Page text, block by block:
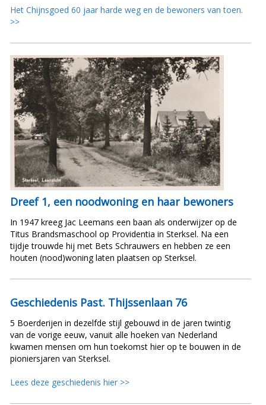
Het Chijnsgoed 60 jaar harde weg en de bewoners van toen.
>>
Dreef 1, een noodwoning en haar bewoners
In 1947 kreeg Jac Leemans een baan als onderwijzer op de
Titus Brandsmaschool op Providentia in Sterksel. Na een
tijdje trouwde hij met Bets Schrauwers en hebben ze een
houten (nood)woning laten plaatsen op Sterksel.
Geschiedenis Past. Thijssenlaan 76
5 Boerderijen in dezelfde stijl gebouwd in de jaren twintig
van de vorige eeuw, vanuit alle hoeken van Nederland
kwamen mensen om hun toekomst hier op te bouwen in de
pioniersjaren van Sterksel.
Lees deze geschiedenis hier >>